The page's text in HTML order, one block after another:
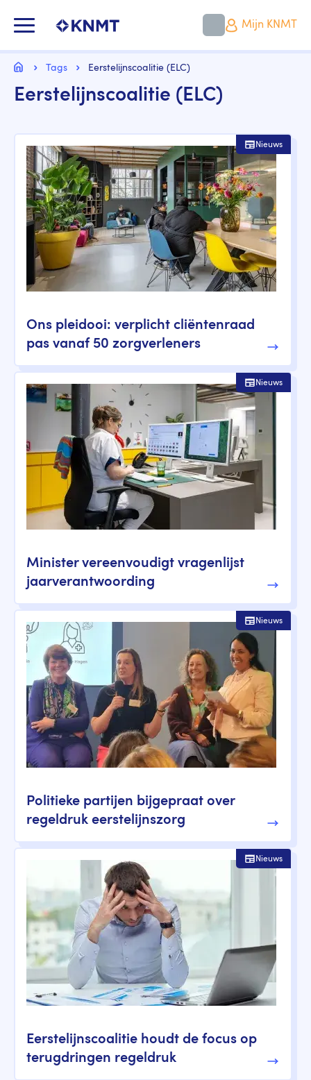
naar
gaan
Mijn KNMT
Kruimelpad
HomeTags Eerstelijnscoalitie (ELC)
Eerstelijnscoalitie (ELC)
Ons pleidooi: verplicht cliëntenraad
pas vanaf 50 zorgverleners
Nieuws
Minister vereenvoudigt vragenlijst
jaarverantwoording
Nieuws
Politieke partijen bijgepraat over
regeldruk eerstelijnszorg
Nieuws
Eerstelijnscoalitie houdt de focus op
terugdringen regeldruk
Nieuws